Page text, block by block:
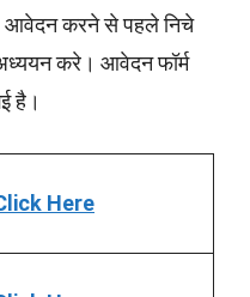
करने से पहले निचे
करे। आवेदन फॉर्म
है।
Here